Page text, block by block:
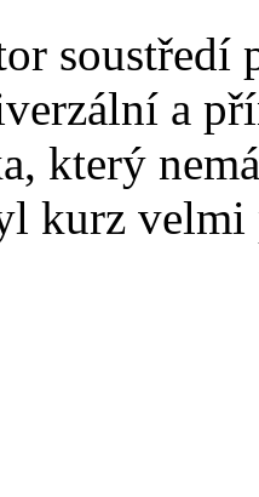
a
který
kurz